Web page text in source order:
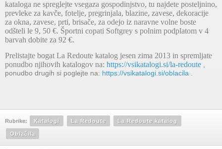
kataloga ne spreglejte vsegaza gospodinjstvo, tu najdete posteljnino,
prevleke za kavče, fotelje, pregrinjala, blazine, zavese, dekoracije
za okna, zavese, prti, brisače, za odejo iz naravne volne boste
odšteli le 9, 50 €. Športni copati Softgrey s polnim podplatom v 4
barvah dobite za 92 €.
Prelistajte bogat La Redoute katalog jesen zima 2013 in spremljate
ponudbo njihovih katalogov na: https://vsikatalogi.si/la-redoute
ponudbo drugih si poglejte na: https://vsikatalogi.si/oblacila
Rubrike: Katalogi La Redoute La Redoute katalog
Oblačila